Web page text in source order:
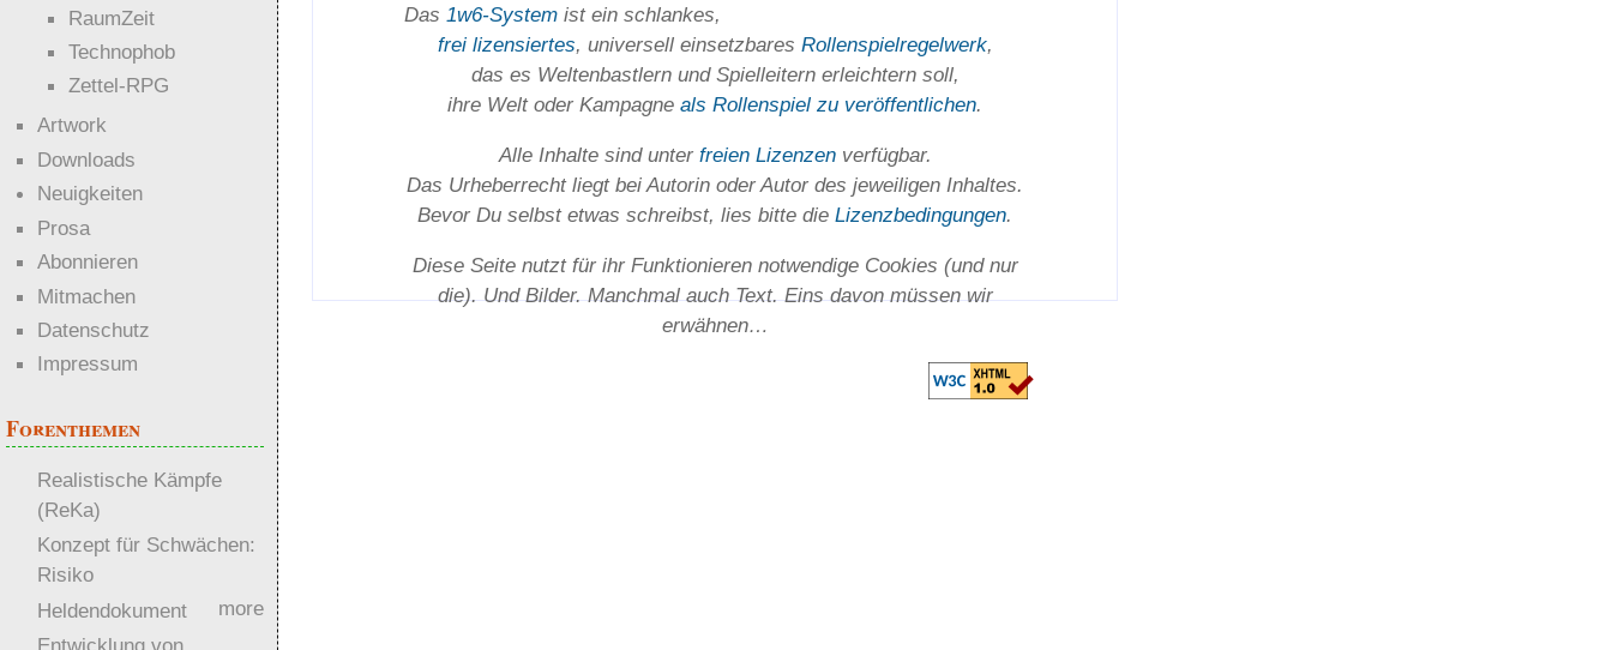
Das 1w6-System ist ein schlankes,
frei lizensiertes, universell einsetz­bares Rollen­spielregel­werk,
das es Welten­bastlern und Spiel­leitern erleichtern soll,
ihre Welt oder Kam­pagne als Rollenspiel zu ver­öffent­lichen.
Alle Inhalte sind unter freien Lizenzenverfügbar.
Das Urheber­recht liegt bei Autorin oder Autor des jeweiligen In­haltes.
Bevor Du selbst etwas schreibst, lies bitte die Lizenz­bedingungen.
Diese Seite nutzt für ihr Funktionieren notwendige Cookies (und nur
die). Und Bilder. Manchmal auch Text. Eins davon müssen wir
erwähnen…
RaumZeit
Technophob
Zettel-RPG
Artwork
Downloads
Neuigkeiten
Prosa
Abonnieren
Mitmachen
Datenschutz
Impressum
Forenthemen
Realistische Kämpfe
(ReKa)
Konzept für Schwächen:
Risiko
Heldendokument
more